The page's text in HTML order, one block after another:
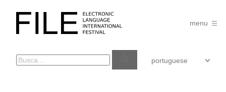
FILE
FESTIVAL
menu